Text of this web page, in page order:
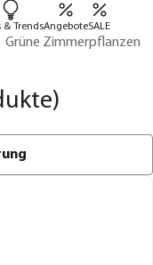
& TrendsAngeboteSALE
Grüne Zimmerpflanzen